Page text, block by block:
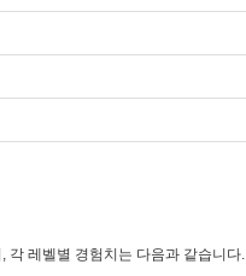
각 레벨별 경험치는 다음과 같습니다.